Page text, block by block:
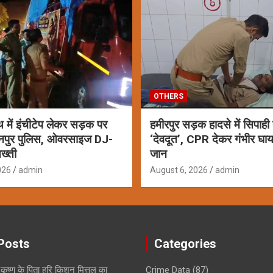
में इंचीटेप लेकर सड़क पर
पुलिस, ओवरसाइज DJ-
admin
OTHERS
हमीरपुर सड़क हादसे में सिपाही
‘देवदूत’, CPR देकर गंभीर
जान
August 6, 2026 admin
के पिता हरि किशन मित्तल का
Categories
Crime Data (87)